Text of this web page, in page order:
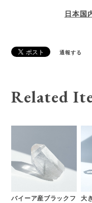
日本国
通報する
Related
バイーア産ブラックフ
大